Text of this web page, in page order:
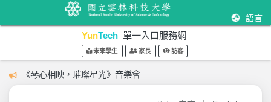
語言
YunTech 單一入口服務網
未來學生 家長 訪客
《琴心相映，璀璨星光》音樂會